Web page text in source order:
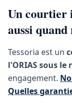
Un courtier
aussi quand
Tessoria est un
l'ORIAS sous le
engagement.
Quelles